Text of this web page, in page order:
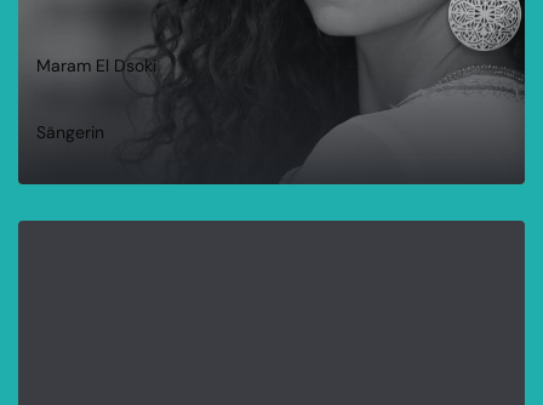
Maram El Dsoki
Sängerin